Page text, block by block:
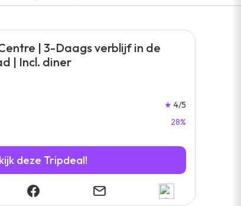
| 3-Daags verblijf in de
| Incl. diner
★ 4/5
28%
deze Tripdeal!